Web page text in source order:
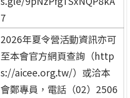
7
2026年夏令營活動資訊亦可
至本會官方網頁查詢（http
s://aicee.org.tw/）或洽本
會鄭專員，電話（02）2506